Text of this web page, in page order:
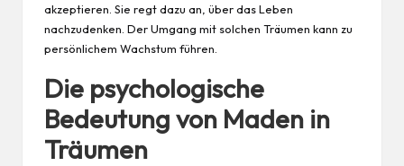
akzeptieren. Sie regt dazu an, über das Leben
nachzudenken. Der Umgang mit solchen Träumen kann zu
persönlichem Wachstum führen.
Die psychologische
Bedeutung von Maden in
Träumen